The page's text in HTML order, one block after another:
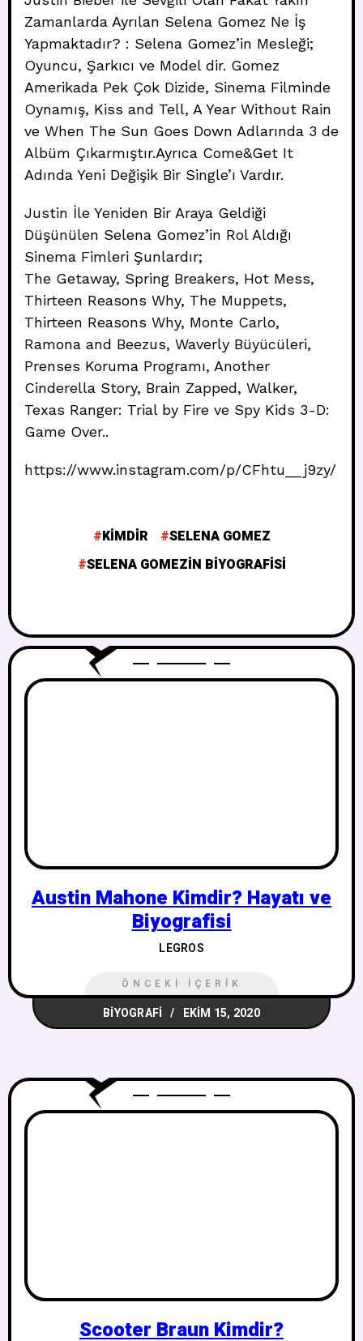
Zamanlarda Ayrılan Selena Gomez Ne İş
Yapmaktadır? : Selena Gomez’in Mesleği;
Oyuncu, Şarkıcı ve Model dir. Gomez
Amerikada Pek Çok Dizide, Sinema Filminde
Oynamış, Kiss and Tell, A Year Without Rain
ve When The Sun Goes Down Adlarında 3 de
Albüm Çıkarmıştır.Ayrıca Come&Get It
Adında Yeni Değişik Bir Single’ı Vardır.
Justin İle Yeniden Bir Araya Geldiği
Düşünülen Selena Gomez’in Rol Aldığı
Sinema Fimleri Şunlardır;
The Getaway, Spring Breakers, Hot Mess,
Thirteen Reasons Why, The Muppets,
Thirteen Reasons Why, Monte Carlo,
Ramona and Beezus, Waverly Büyücüleri,
Prenses Koruma Programı, Another
Cinderella Story, Brain Zapped, Walker,
Texas Ranger: Trial by Fire ve Spy Kids 3-D:
Game Over..
https://www.instagram.com/p/CFhtu__j9zy/
KIMDIR
SELENA GOMEZ
SELENA GOMEZIN BIYOGRAFISI
Austin Mahone Kimdir? Hayatı ve
Biyografisi
LEGROS
ÖNCEKI İÇERIK
BIYOGRAFI EKIM 15, 2020
Scooter Braun Kimdir?